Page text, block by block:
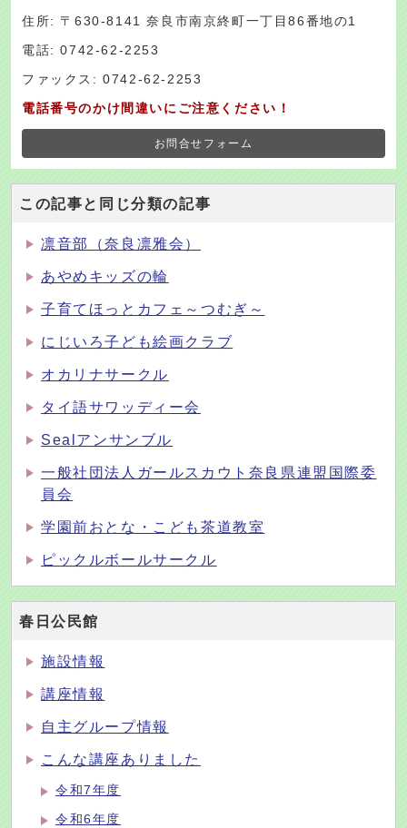
住所: 〒630-8141 奈良市南京終町一丁目86番地の1
電話: 0742-62-2253
ファックス: 0742-62-2253
電話番号のかけ間違いにご注意ください！
お問合せフォーム
この記事と同じ分類の記事
凛音部（奈良凛雅会）
あやめキッズの輪
子育てほっとカフェ～つむぎ～
にじいろ子ども絵画クラブ
オカリナサークル
タイ語サワッディー会
Sealアンサンブル
一般社団法人ガールスカウト奈良県連盟国際委
員会
学園前おとな・こども茶道教室
ピックルボールサークル
春日公民館
施設情報
講座情報
自主グループ情報
こんな講座ありました
令和7年度
令和6年度